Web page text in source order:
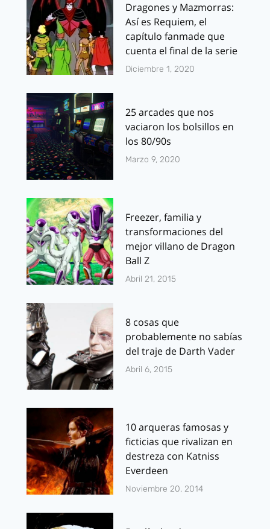
Dragones y Mazmorras:
Así es Requiem, el
capítulo fanmade que
cuenta el final de la serie
Diciembre 1, 2020
25 arcades que nos
vaciaron los bolsillos en
los 80/90s
Marzo 9, 2020
Freezer, familia y
transformaciones del
mejor villano de Dragon
Ball Z
Abril 21, 2015
8 cosas que
probablemente no sabías
del traje de Darth Vader
Abril 6, 2015
10 arqueras famosas y
ficticias que rivalizan en
destreza con Katniss
Everdeen
Noviembre 20, 2014